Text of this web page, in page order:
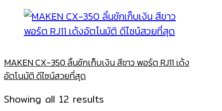
MAKEN CX-350 ลิ้นชักเก็บเงิน สีขาว พอร์ต RJ11 เด้ง
อัตโนมัติ ดีไซน์สวยที่สุด
Showing all 12 results